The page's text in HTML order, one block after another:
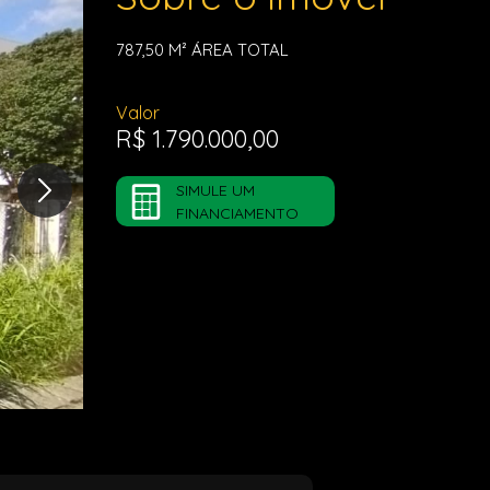
787,50 M² ÁREA TOTAL
Valor
R$ 1.790.000,00
SIMULE UM
FINANCIAMENTO